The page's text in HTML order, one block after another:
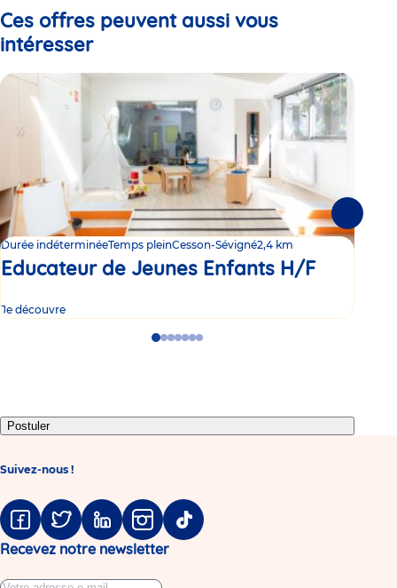
Ces offres peuvent aussi vous
intéresser
Durée indéterminéeTemps pleinCesson-Sévigné2,4 km
Educateur de Jeunes Enfants H/F
Je découvre
GoGoGoGoGo
GoGo
Postuler
Suivez-nous !
FacebookTwitter LinkedinInstagramTiktok
Recevez notre newsletter